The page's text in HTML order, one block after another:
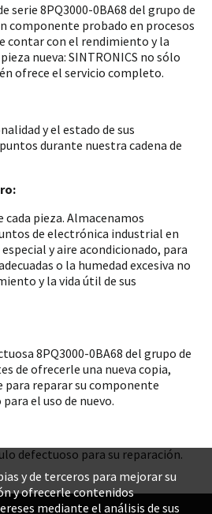
serie 8PQ3000-0BA68 del grupo de
componente probado en procesos
contar con el rendimiento y la
nueva: SINTRONICS no sólo
ofrece el servicio completo.
y el estado de sus
durante nuestra cadena de
cada pieza. Almacenamos
de electrónica industrial en
y aire acondicionado, para
o la humedad excesiva no
y la vida útil de sus
8PQ3000-0BA68 del grupo de
de ofrecerle una nueva copia,
reparar su componente
el uso de nuevo.
defectuoso para su reparación.
y de terceros para mejorar su
y ofrecerle contenidos
mediante el análisis de sus